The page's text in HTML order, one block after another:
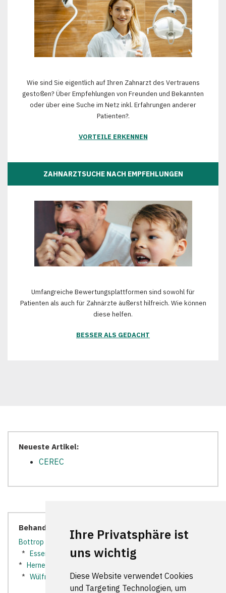
Ihre Privatsphäre ist
uns wichtig
Diese Website verwendet Cookies
und Targeting Technologien, um
Wie sind Sie eigentlich auf Ihren Zahnarzt des Vertrauens
gestoßen? Über Empfehlungen von Freunden und Bekannten
oder über eine Suche im Netz inkl. Erfahrungen anderer
Patienten?.
VORTEILE ERKENNEN
ZAHNARZTSUCHE NACH EMPFEHLUNGEN
Umfangreiche Bewertungsplattformen sind sowohl für
Patienten als auch für Zahnärzte äußerst hilfreich. Wie können
diese helfen.
BESSER ALS GEDACHT
Neueste Artikel:
CEREC
Behandler in der Nähe:
Bottrop Duisburg
*
Essen Gelsenkirchen *Gladbeck
*
Herne
* Wülfrath